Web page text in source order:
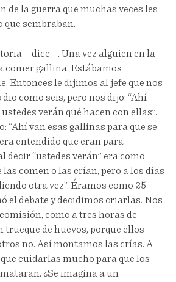
de la guerra que muchas veces les
que sembraban.
—dice—. Una vez alguien en la
comer gallina. Estábamos
Entonces le dijimos al jefe que nos
como seis, pero nos dijo: “Ahí
verán qué hacen con ellas”.
“Ahí van esas gallinas para que se
entendido que eran para
decir “ustedes verán” era como
las comen o las crían, pero a los días
otra vez”. Éramos como 25
el debate y decidimos criarlas. Nos
como a tres horas de
de huevos, porque ellos
no. Así montamos las crías. A
cuidarlas mucho para que los
¿Se imagina a un